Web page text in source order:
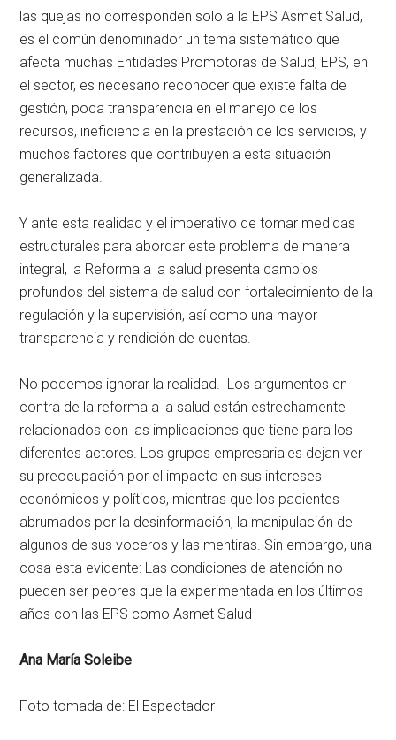
las quejas no corresponden solo a la EPS Asmet Salud,
es el común denominador un tema sistemático que
afecta muchas Entidades Promotoras de Salud, EPS, en
el sector, es necesario reconocer que existe falta de
gestión, poca transparencia en el manejo de los
recursos, ineficiencia en la prestación de los servicios, y
muchos factores que contribuyen a esta situación
generalizada.
Y ante esta realidad y el imperativo de tomar medidas
estructurales para abordar este problema de manera
integral, la Reforma a la salud presenta cambios
profundos del sistema de salud con fortalecimiento de la
regulación y la supervisión, así como una mayor
transparencia y rendición de cuentas.
No podemos ignorar la realidad. Los argumentos en
contra de la reforma a la salud están estrechamente
relacionados con las implicaciones que tiene para los
diferentes actores. Los grupos empresariales dejan ver
su preocupación por el impacto en sus intereses
económicos y políticos, mientras que los pacientes
abrumados por la desinformación, la manipulación de
algunos de sus voceros y las mentiras. Sin embargo, una
cosa esta evidente: Las condiciones de atención no
pueden ser peores que la experimentada en los últimos
años con las EPS como Asmet Salud
Ana María Soleibe
Foto tomada de: El Espectador